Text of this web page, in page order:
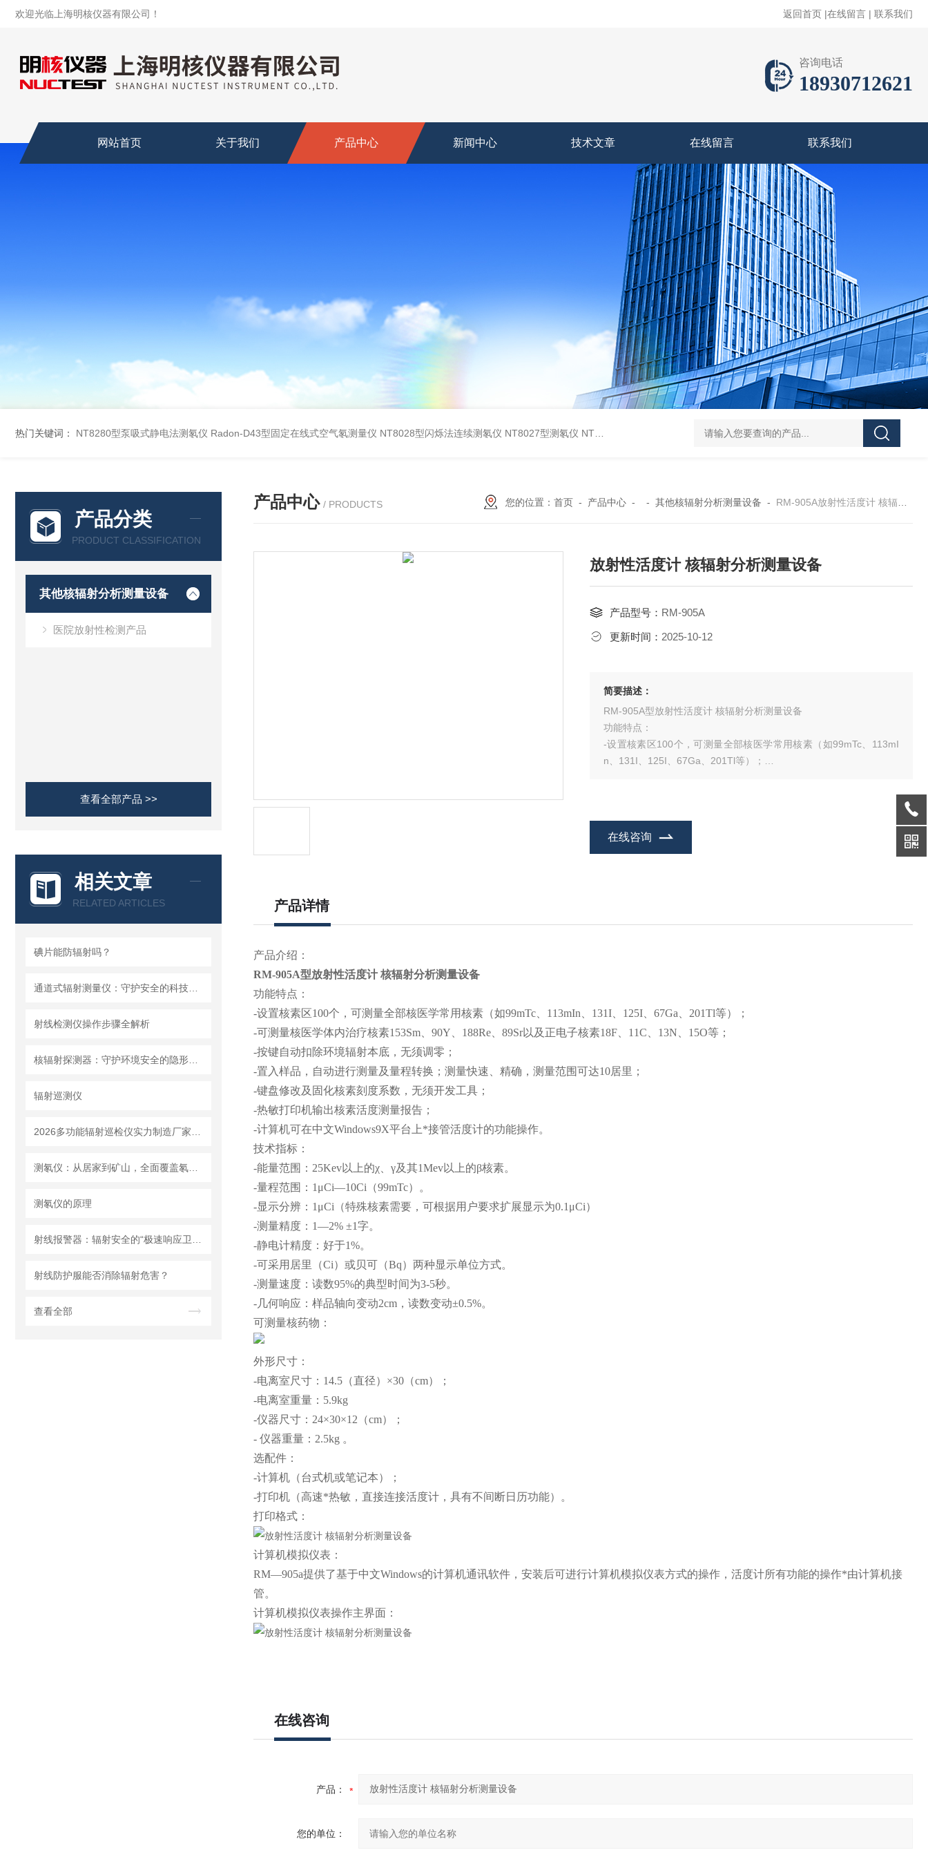
欢迎光临上海明核仪器有限公司！ 返回首页 |在线留言 | 联系我们
咨询电话
18930712621
网站首页 关于我们 产品中心 新闻中心 技术文章 在线留言 联系我们
热门关键词： NT8280型泵吸式静电法测氡仪 Radon-D43型固定在线式空气氡测量仪 NT8028型闪烁法连续测氡仪 NT8027型测氡仪 NT8260型测氡仪(泵吸闪烁室法） NT6103-W智能在线式辐射监测系统 N3025型
产品分类
PRODUCT CLASSIFICATION
其他核辐射分析测量设备
医院放射性检测产品
查看全部产品 >>
相关文章
RELATED ARTICLES
碘片能防辐射吗？
射线检测仪操作步骤全解析
辐射巡测仪
测氡仪的原理
射线防护服能否消除辐射危害？
查看全部
产品中心 / PRODUCTS 您的位置： 首页- 产品中心- - 其他核辐射分析测量设备 - RM-905A放射性活度计 核辐射分析测量设备
放射性活度计 核辐射分析测量设备
产品型号： RM-905A
更新时间： 2025-10-12
简要描述：
RM-905A型放射性活度计 核辐射分析测量设备
功能特点：
-设置核素区100个，可测量全部核医学常用核素（如99mTc、113mI
n、131I、125I、67Ga、201Tl等）；
在线咨询
产品详情
产品介绍：
RM-905A型放射性活度计 核辐射分析测量设备
功能特点：
-设置核素区100个，可测量全部核医学常用核素（如99mTc、113mIn、131I、125I、67Ga、201Tl等）；
-可测量核医学体内治疗核素153Sm、90Y、188Re、89Sr以及正电子核素18F、11C、13N、15O等；
-按键自动扣除环境辐射本底，无须调零；
-置入样品，自动进行测量及量程转换；测量快速、精确，测量范围可达10居里；
-键盘修改及固化核素刻度系数，无须开发工具；
-热敏打印机输出核素活度测量报告；
-计算机可在中文Windows9X平台上*接管活度计的功能操作。
技术指标：
-能量范围：25Kev以上的χ、γ及其1Mev以上的β核素。
-量程范围：1μCi—10Ci（99mTc）。
-显示分辨：1μCi（特殊核素需要，可根据用户要求扩展显示为0.1μCi）
-测量精度：1—2% ±1字。
-静电计精度：好于1%。
-可采用居里（Ci）或贝可（Bq）两种显示单位方式。
-测量速度：读数95%的典型时间为3-5秒。
-几何响应：样品轴向变动2cm，读数变动±0.5%。
可测量核药物：
外形尺寸：
-电离室尺寸：14.5（直径）×30（cm）；
-电离室重量：5.9kg
-仪器尺寸：24×30×12（cm）；
- 仪器重量：2.5kg 。
选配件：
-计算机（台式机或笔记本）；
-打印机（高速*热敏，直接连接活度计，具有不间断日历功能）。
打印格式：
计算机模拟仪表：
RM—905a提供了基于中文Windows的计算机通讯软件，安装后可进行计算机模拟仪表方式的操作，活度计所有功能的操作*由计算机接
管。
计算机模拟仪表操作主界面：
在线咨询
产品：
您的单位：